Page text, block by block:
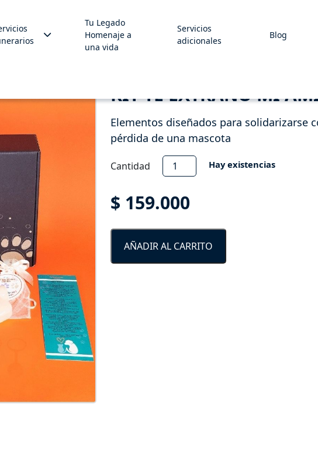
Tu Legado
Homenaje a
una vida
Servicios
adicionales
Blog
KIT TE EXTRAÑO MI
Elementos diseñados para solidarizarse
pérdida de una mascota
Cantidad
Kit
te
mi
fiel
cantidad
Hay existencias
$ 159.000
AÑADIR AL CARRITO